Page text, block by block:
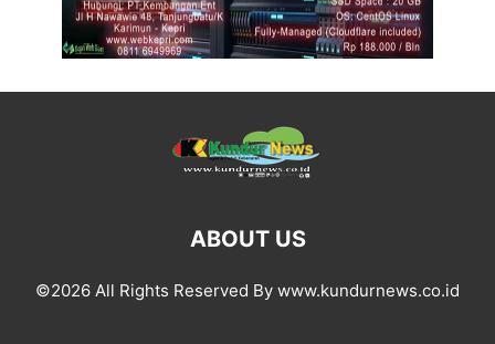
ABOUT US
©2026 All Rights Reserved By www.kundurnews.co.id